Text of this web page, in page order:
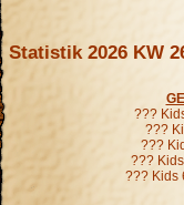
Statistik 2026 KW
???
???
???
???
??? Kids